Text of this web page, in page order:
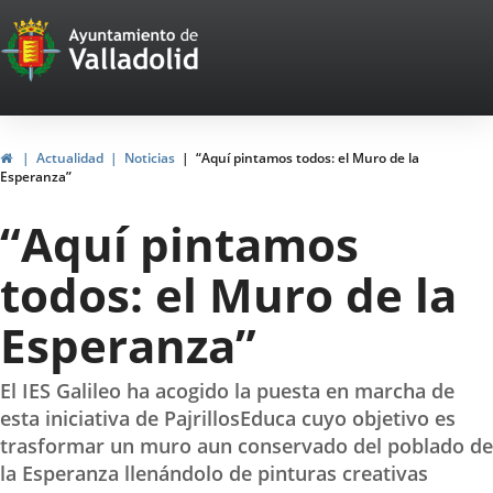
Portal
Web
del
Ayuntamiento
de
Valladolid
InicioActualidad Noticias
“Aquí pintamos todos: el Muro de la
Esperanza”
“Aquí pintamos
todos: el Muro de la
Esperanza”
El IES Galileo ha acogido la puesta en marcha de
esta iniciativa de PajrillosEduca cuyo objetivo es
trasformar un muro aun conservado del poblado de
la Esperanza llenándolo de pinturas creativas